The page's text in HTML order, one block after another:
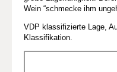
Wein “schmecke ihm
VDP klassifizierte Lage,
Klassifikation.